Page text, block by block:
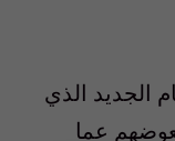
الجديد الذي
عما